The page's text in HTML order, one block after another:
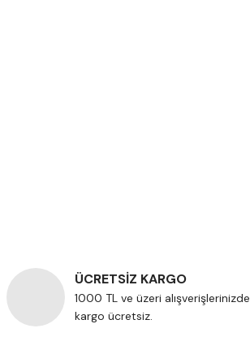
ÜCRETSİZ KARGO
1000 TL ve üzeri alışverişlerinizde
kargo ücretsiz.